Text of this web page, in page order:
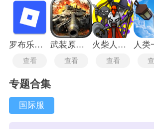
罗布乐思roblox国际服
查看
武装原型最新版
查看
火柴人战争遗产3国际服
查看
专题合集
国际服